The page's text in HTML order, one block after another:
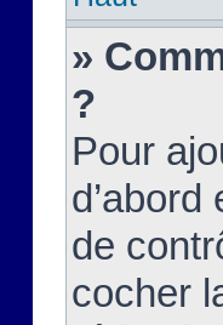
»
?
Pour
de
cocher